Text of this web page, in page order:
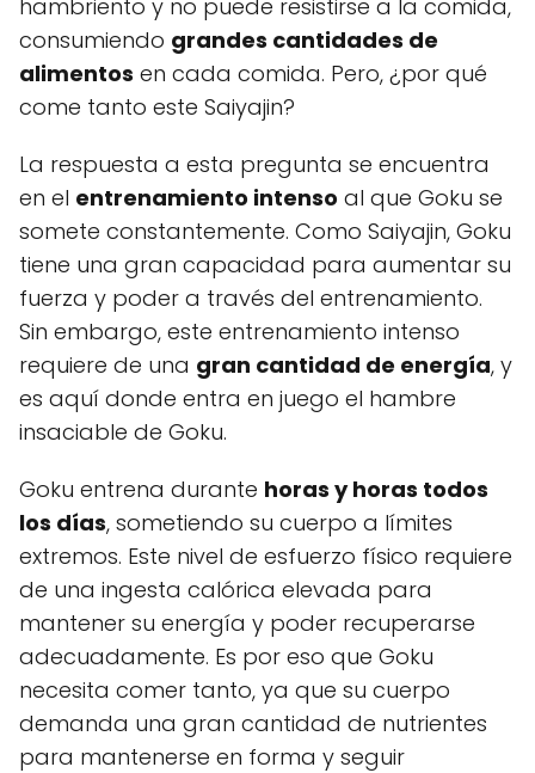
hambriento y no puede resistirse a la comida,
consumiendo grandes cantidades de
alimentos en cada comida. Pero, ¿por qué
come tanto este Saiyajin?
La respuesta a esta pregunta se encuentra
en el entrenamiento intenso al que Goku se
somete constantemente. Como Saiyajin, Goku
tiene una gran capacidad para aumentar su
fuerza y poder a través del entrenamiento.
Sin embargo, este entrenamiento intenso
requiere de una gran cantidad de energía, y
es aquí donde entra en juego el hambre
insaciable de Goku.
Goku entrena durante horas y horas todos
los días, sometiendo su cuerpo a límites
extremos. Este nivel de esfuerzo físico requiere
de una ingesta calórica elevada para
mantener su energía y poder recuperarse
adecuadamente. Es por eso que Goku
necesita comer tanto, ya que su cuerpo
demanda una gran cantidad de nutrientes
para mantenerse en forma y seguir